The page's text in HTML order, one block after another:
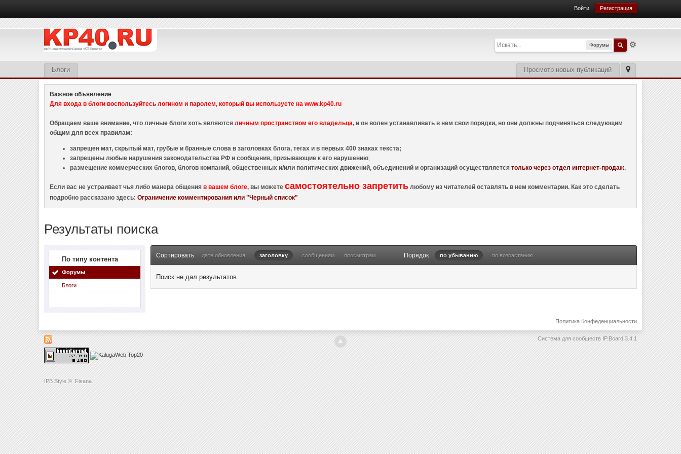
IPB Style © Fisana
Войти Регистрация
Форумы
Просмотр новых публикаций
Блоги
Важное объявление
Для входа в блоги воспользуйтесь логином и паролем, который вы используете на www.kp40.ru
Обращаем ваше внимание, что личные блоги хоть являютсяличным пространством его владельца, и он волен устанавливать в нем свои порядки, но они должны подчиняться следующим
общим для всех правилам:
запрещен мат, скрытый мат, грубые и бранные слова в заголовках блога, тегах и в первых 400 знаках текста;
запрещены любые нарушения законодательства РФ и сообщения, призывающие к его нарушению;
размещение коммерческих блогов, блогов компаний, общественных и/или политических движений, объединений и организаций осуществляетсятолько через отдел интернет-продаж.
Если вас не устраивает чья либо манера общенияв вашем блоге, вы можетесамостоятельно запретить любому из читателей оставлять в нем комментарии. Как это сделать
подробно рассказано здесь:Ограничение комментирования или "Черный список"
Результаты поиска
По типу контента
Форумы
Блоги
Сортировать дате обновления заголовку сообщениям просмотрам Порядок по убыванию по возрастанию
Поиск не дал результатов.
Политика Конфеденциальности
Система для сообществ IP.Board 3.4.1